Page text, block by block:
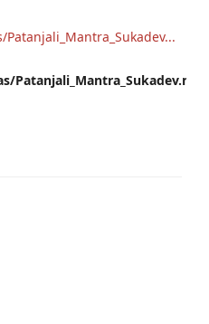
Patanjali_Mantra_Sukadev.mp3